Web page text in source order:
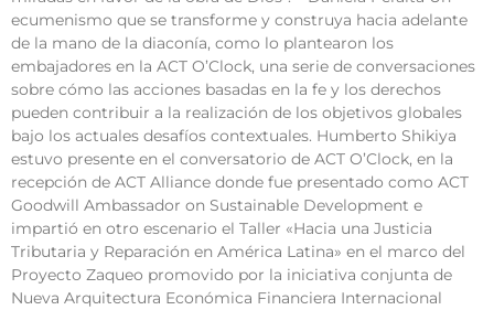
ecumenismo que se transforme y construya hacia adelante
de la mano de la diaconía, como lo plantearon los
embajadores en la ACT O’Clock, una serie de conversaciones
sobre cómo las acciones basadas en la fe y los derechos
pueden contribuir a la realización de los objetivos globales
bajo los actuales desafíos contextuales. Humberto Shikiya
estuvo presente en el conversatorio de ACT O’Clock, en la
recepción de ACT Alliance donde fue presentado como ACT
Goodwill Ambassador on Sustainable Development e
impartió en otro escenario el Taller «Hacia una Justicia
Tributaria y Reparación en América Latina» en el marco del
Proyecto Zaqueo promovido por la iniciativa conjunta de
Nueva Arquitectura Económica Financiera Internacional